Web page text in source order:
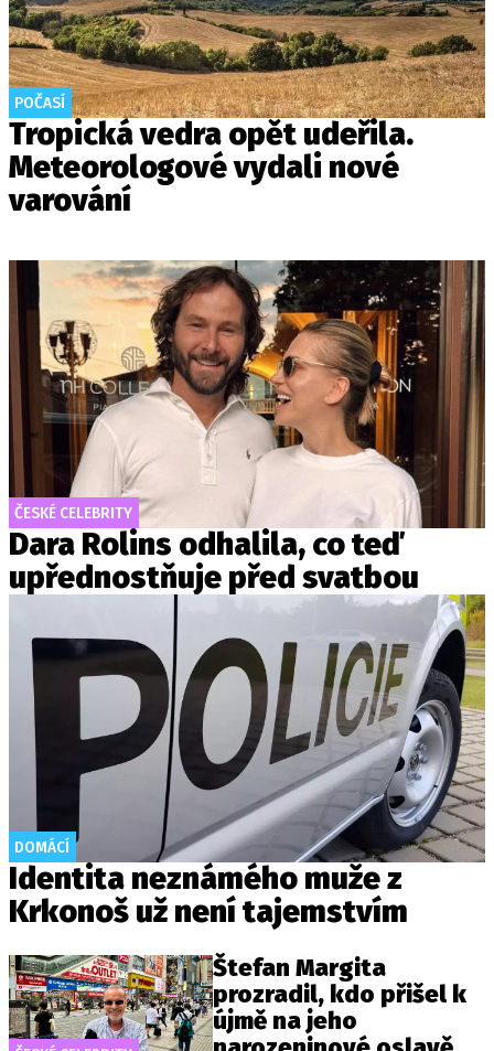
POČASÍ
Tropická vedra opět udeřila.
Meteorologové vydali nové
varování
ČESKÉ CELEBRITY
Dara Rolins odhalila, co teď
upřednostňuje před svatbou
DOMÁCÍ
Identita neznámého muže z
Krkonoš už není tajemstvím
Štefan Margita
prozradil, kdo přišel k
újmě na jeho